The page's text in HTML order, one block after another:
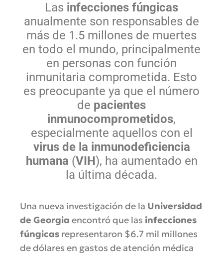
Las infecciones fúngicas
anualmente son responsables de
más de 1.5 millones de muertes
en todo el mundo, principalmente
en personas con función
inmunitaria comprometida. Esto
es preocupante ya que el número
de pacientes
inmunocomprometidos,
especialmente aquellos con el
virus de la inmunodeficiencia
humana (VIH), ha aumentado en
la última década.
Una nueva investigación de la Universidad
de Georgia encontró que las infecciones
fúngicas representaron $6.7 mil millones
de dólares en gastos de atención médica